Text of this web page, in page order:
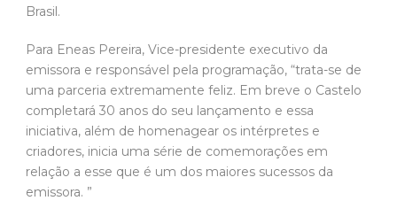
Brasil.
Para Eneas Pereira, Vice-presidente executivo da
emissora e responsável pela programação, “trata-se de
uma parceria extremamente feliz. Em breve o Castelo
completará 30 anos do seu lançamento e essa
iniciativa, além de homenagear os intérpretes e
criadores, inicia uma série de comemorações em
relação a esse que é um dos maiores sucessos da
emissora. ”